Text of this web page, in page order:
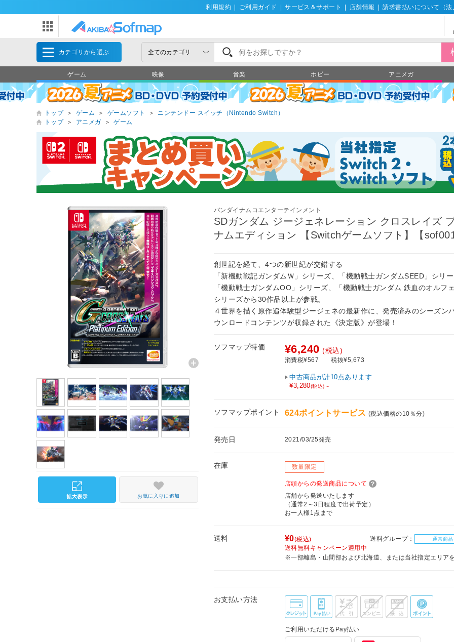
利用規約 ご利用ガイド サービス＆サポート 店舗情報 請求書払いについて（法
カテゴリから選ぶ
ゲーム 映像 音楽 ホビー アニメガ
トップ ＞ ゲーム ＞ ゲームソフト ＞
ニンテンドー スイッチ（Nintendo Switch）
トップ
＞ アニメガ ＞ ゲーム
バンダイナムコエンターテインメント
SDガンダム ジージェネレーション クロスレイズ
ナムエディション 【Switchゲームソフト】【
創世記を経て、4つの新世紀が交錯する
「新機動戦記ガンダムＷ」シリーズ、「機動戦士ガンダムSEED」シリ
「機動戦士ガンダムOO」シリーズ、「機動戦士ガンダム 鉄血のオルフ
シリーズから30作品以上が参戦。
４世界を描く原作追体験型ジージェネの最新作に、発売済みのシーズン
ウンロードコンテンツが収録された《決定版》が登場！
ソフマップ特価 ¥6,240 (税込)
消費税¥567 税抜¥5,673
中古商品が計10点あります
¥3,280(税込)～
ソフマップポイント 624ポイントサービス (税込価格の10％分)
発売日 2021/03/25発売
在庫 数量限定
店頭からの発送商品について
店舗から発送いたします
（通常2～3日程度で出荷予定）
お一人様1点まで
送料 ¥0(税込) 送料グループ： 通常商品
送料無料キャンペーン適用中
※一部離島・山間部および北海道、または当社指定エリア
お支払い方法
ご利用いただけるPay払い
お気に入りに追加